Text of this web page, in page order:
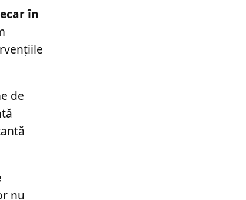
în
de
nu